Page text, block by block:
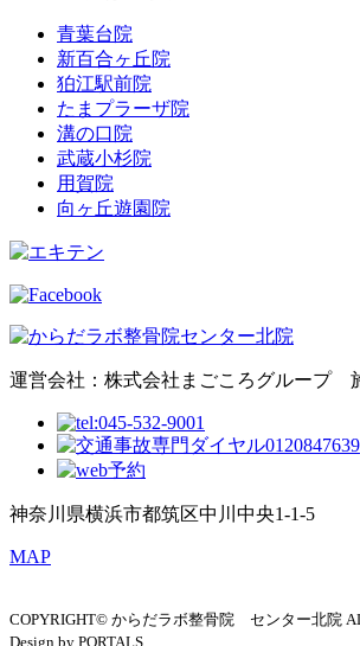
青葉台院
新百合ヶ丘院
狛江駅前院
たまプラーザ院
溝の口院
武蔵小杉院
用賀院
向ヶ丘遊園院
運営会社：株式会社まごころグループ
神奈川県横浜市都筑区中川中央1-1-5
MAP
COPYRIGHT© からだラボ整骨院 センター北院
Design by PORTALS